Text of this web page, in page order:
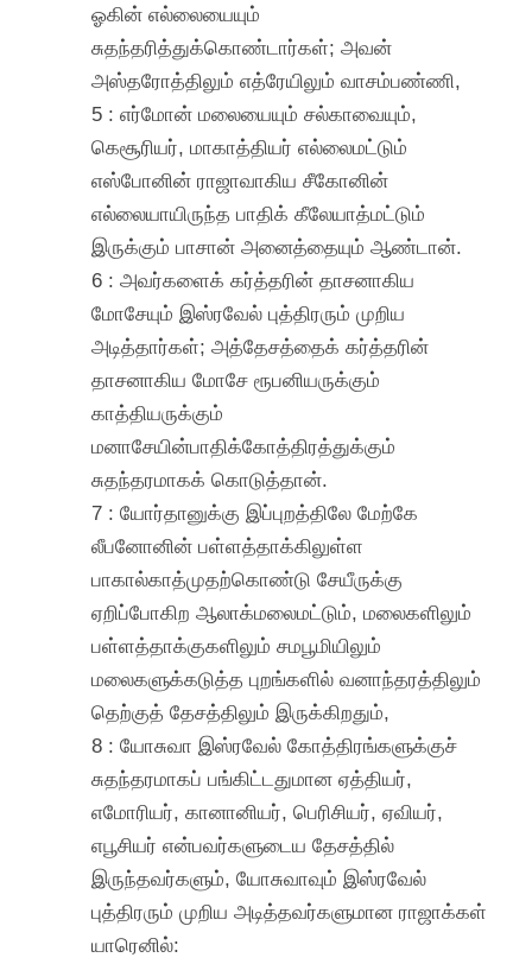
ஓகின் எல்லையையும்
சுதந்தரித்துக்கொண்டார்கள்; அவன்
அஸ்தரோத்திலும் எத்ரேயிலும் வாசம்பண்ணி,
5 : எர்மோன் மலையையும் சல்காவையும்,
கெசூரியர், மாகாத்தியர் எல்லைமட்டும்
எஸ்போனின் ராஜாவாகிய சீகோனின்
எல்லையாயிருந்த பாதிக் கீலேயாத்மட்டும்
இருக்கும் பாசான் அனைத்தையும் ஆண்டான்.
6 : அவர்களைக் கர்த்தரின் தாசனாகிய
மோசேயும் இஸ்ரவேல் புத்திரரும் முறிய
அடித்தார்கள்; அத்தேசத்தைக் கர்த்தரின்
தாசனாகிய மோசே ரூபனியருக்கும்
காத்தியருக்கும்
மனாசேயின்பாதிக்கோத்திரத்துக்கும்
சுதந்தரமாகக் கொடுத்தான்.
7 : யோர்தானுக்கு இப்புறத்திலே மேற்கே
லீபனோனின் பள்ளத்தாக்கிலுள்ள
பாகால்காத்முதற்கொண்டு சேயீருக்கு
ஏறிப்போகிற ஆலாக்மலைமட்டும், மலைகளிலும்
பள்ளத்தாக்குகளிலும் சமபூமியிலும்
மலைகளுக்கடுத்த புறங்களில் வனாந்தரத்திலும்
தெற்குத் தேசத்திலும் இருக்கிறதும்,
8 : யோசுவா இஸ்ரவேல் கோத்திரங்களுக்குச்
சுதந்தரமாகப் பங்கிட்டதுமான ஏத்தியர்,
எமோரியர், கானானியர், பெரிசியர், ஏவியர்,
எபூசியர் என்பவர்களுடைய தேசத்தில்
இருந்தவர்களும், யோசுவாவும் இஸ்ரவேல்
புத்திரரும் முறிய அடித்தவர்களுமான ராஜாக்கள்
யாரெனில்: